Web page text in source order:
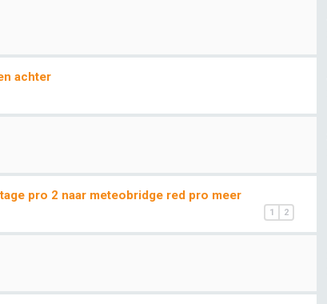
achter
pro 2 naar meteobridge red pro meer
1 2